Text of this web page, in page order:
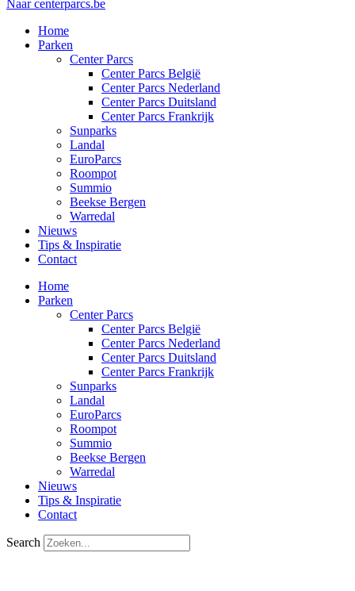
Naar centerparcs.be
Home
Parken
Center Parcs
Center Parcs België
Center Parcs Nederland
Center Parcs Duitsland
Center Parcs Frankrijk
Sunparks
Landal
EuroParcs
Roompot
Summio
Beekse Bergen
Warredal
Nieuws
Tips & Inspiratie
Contact
Home
Parken
Center Parcs
Center Parcs België
Center Parcs Nederland
Center Parcs Duitsland
Center Parcs Frankrijk
Sunparks
Landal
EuroParcs
Roompot
Summio
Beekse Bergen
Warredal
Nieuws
Tips & Inspiratie
Contact
Search